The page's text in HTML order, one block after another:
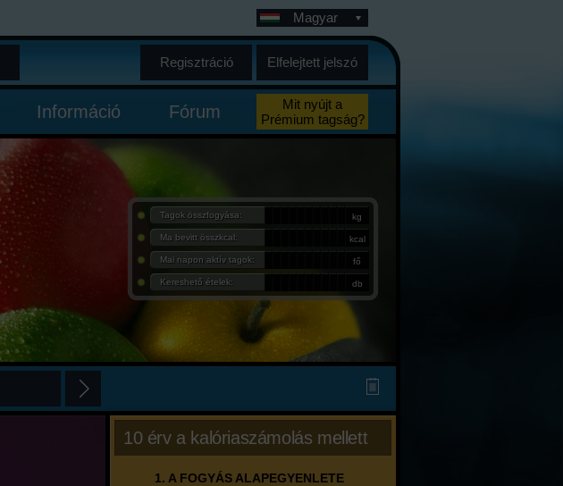
Magyar
Regisztráció Elfelejtett jelszó
Információ Fórum
Mit nyújt a
Prémium tagság?
Tagok összfogyása: kg
Ma bevitt összkcal: kcal
Mai napon aktív tagok: fő
Kereshető ételek: db
10 érv a kalóriaszámolás mellett
1. A FOGYÁS ALAPEGYENLETE